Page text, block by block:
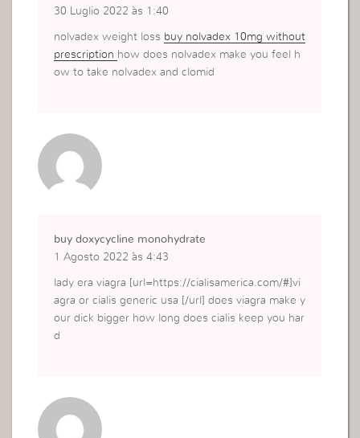
30 Luglio 2022 às 1:40
nolvadex weight loss buy nolvadex 10mg without
prescription how does nolvadex make you feel h
ow to take nolvadex and clomid
buy doxycycline monohydrate
1 Agosto 2022 às 4:43
lady era viagra [url=https://cialisamerica.com/#]vi
agra or cialis generic usa [/url] does viagra make y
our dick bigger how long does cialis keep you har
d